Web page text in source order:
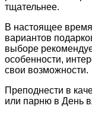
тщательнее.
В настоящее
вариантов
выборе
особенности,
свои возможности.
Преподнести в
или парню в День